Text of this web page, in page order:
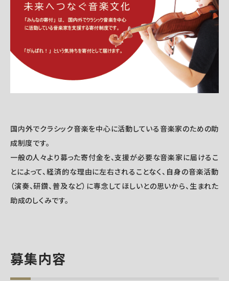
国内外でクラシック音楽を中心に活動している音楽家のための助
成制度です。
一般の人々より募った寄付金を、支援が必要な音楽家に届けるこ
とによって、経済的な理由に左右されることなく、自身の音楽活動
（演奏、研鑽、普及など）に専念してほしいとの思いから、生まれた
助成のしくみです。
募集内容